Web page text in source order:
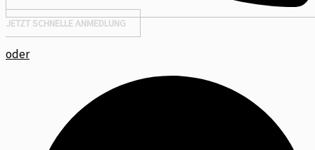
JETZT SCHNELLE ANMEDLUNG
oder